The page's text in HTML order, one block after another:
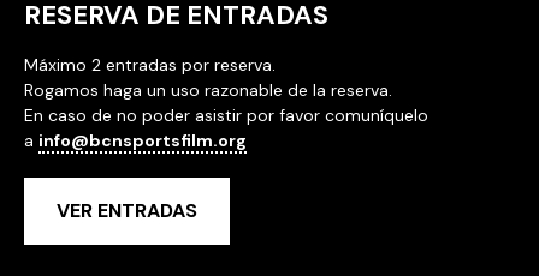
RESERVA DE ENTRADAS
Máximo 2 entradas por reserva.
Rogamos haga un uso razonable de la reserva.
En caso de no poder asistir por favor comuníquelo
a info@bcnsportsfilm.org
VER ENTRADAS